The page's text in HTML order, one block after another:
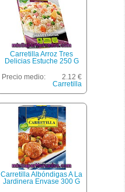
Carretilla Arroz Tres
Delicias Estuche 250 G
Precio medio:
2.12 €
Carretilla
Carretilla Albóndigas A La
Jardinera Envase 300 G